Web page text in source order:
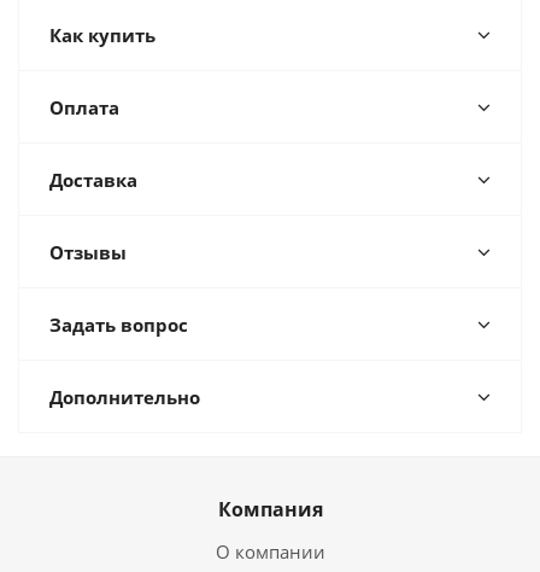
Как купить
Оплата
Доставка
Отзывы
Задать вопрос
Дополнительно
Компания
О компании